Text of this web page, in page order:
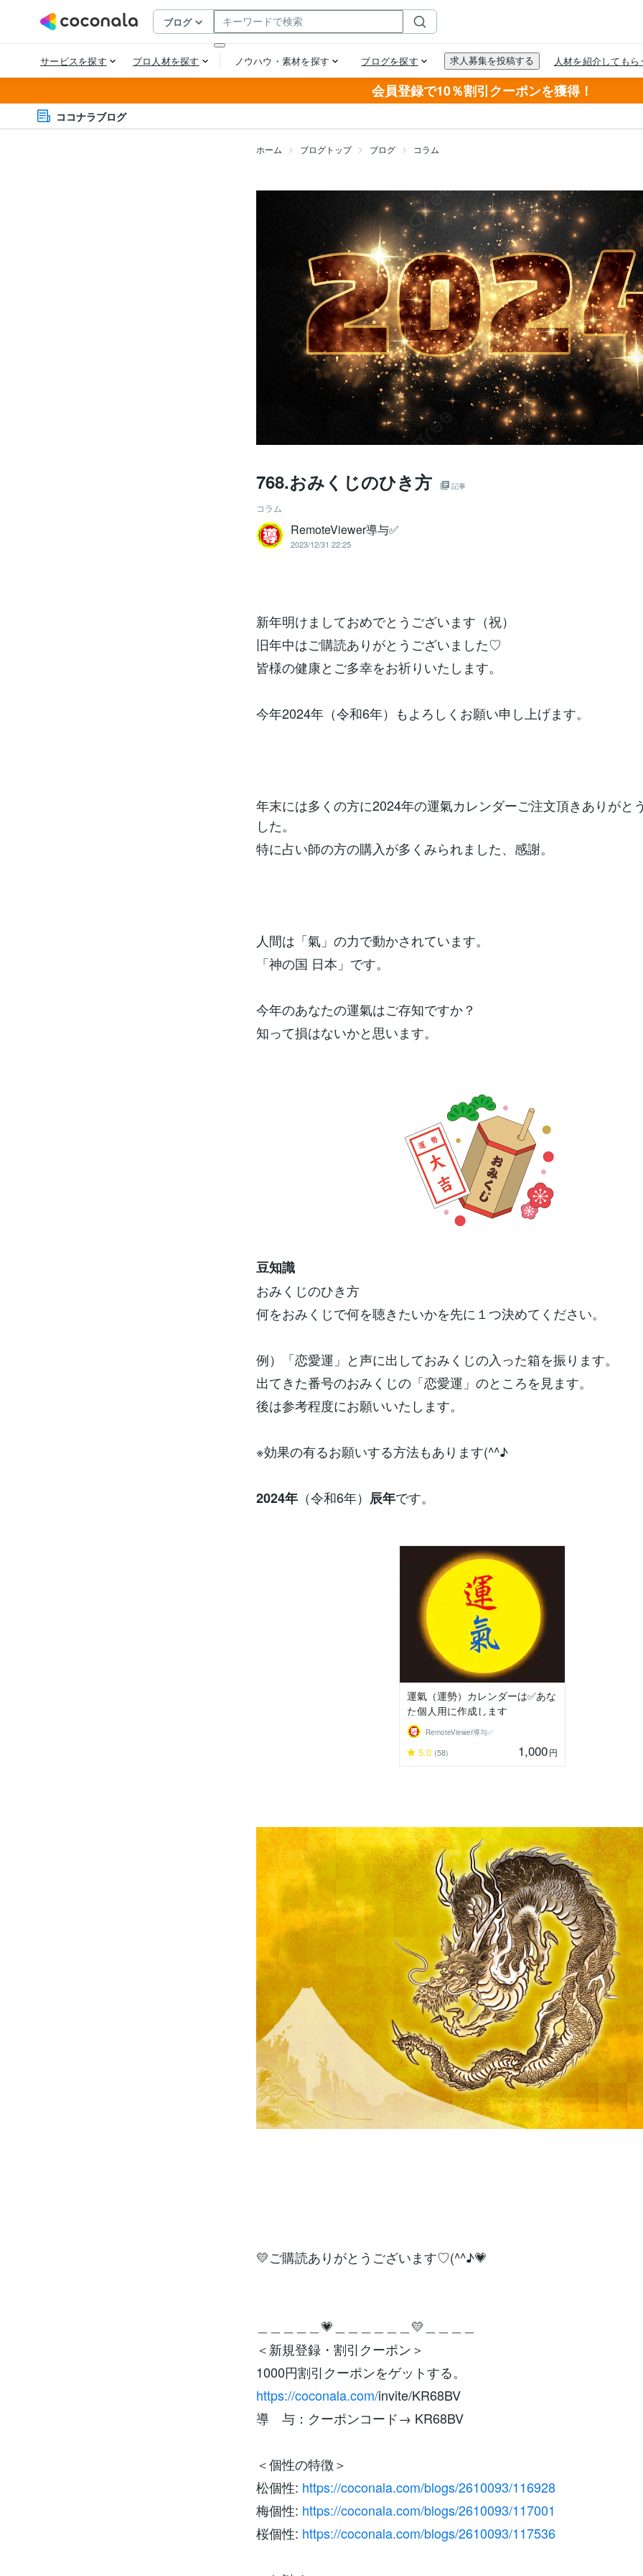
会員登録で10％割引クーポンを獲得！
ココナラブログ
ホーム ブログトップ ブログ コラム
768.おみくじのひき方 記事
コラム
RemoteViewer導与✅
2023/12/31 22:25
新年明けましておめでとうございます（祝）
旧年中はご購読ありがとうございました♡
皆様の健康とご多幸をお祈りいたします。
今年2024年（令和6年）もよろしくお願い申し上げます。
年末には多くの方に2024年の運氣カレンダーご注文頂きありがと
した。
特に占い師の方の購入が多くみられました、感謝。
人間は「氣」の力で動かされています。
「神の国 日本」です。
今年のあなたの運氣はご存知ですか？
知って損はないかと思います。
豆知識
おみくじのひき方
何をおみくじで何を聴きたいかを先に１つ決めてください。
例）「恋愛運」と声に出しておみくじの入った箱を振ります。
出てきた番号のおみくじの「恋愛運」のところを見ます。
後は参考程度にお願いいたします。
※効果の有るお願いする方法もあります(^^♪
2024年 （令和6年） 辰年です。
運氣（運勢）カレンダーは✅あな
た個人用に作成します
RemoteViewer導与✅
5.0 (58) 1,000円
💛ご購読ありがとうございます♡(^^♪💗
＿＿＿＿＿💗＿＿＿＿＿＿💛＿＿＿＿
＜新規登録・割引クーポン＞
1000円割引クーポンをゲットする。
https://coconala.com/invite/KR68BV
導 与：クーポンコード→ KR68BV
＜個性の特徴＞
松個性: https://coconala.com/blogs/2610093/116928
梅個性: https://coconala.com/blogs/2610093/117001
桜個性: https://coconala.com/blogs/2610093/117536